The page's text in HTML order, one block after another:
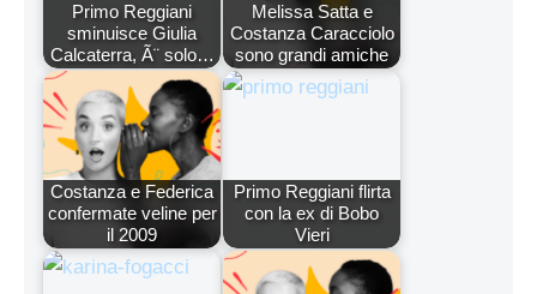
Primo Reggiani
sminuisce Giulia
Calcaterra, Ã¨ solo…
Melissa Satta e
Costanza Caracciolo
sono grandi amiche
Costanza e Federica
confermate veline per
il 2009
Primo Reggiani flirta
con la ex di Bobo
Vieri